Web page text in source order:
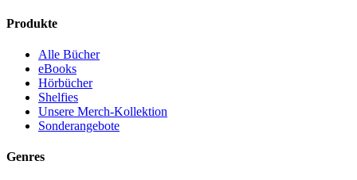
Produkte
Alle Bücher
eBooks
Hörbücher
Shelfies
Unsere Merch-Kollektion
Sonderangebote
Genres